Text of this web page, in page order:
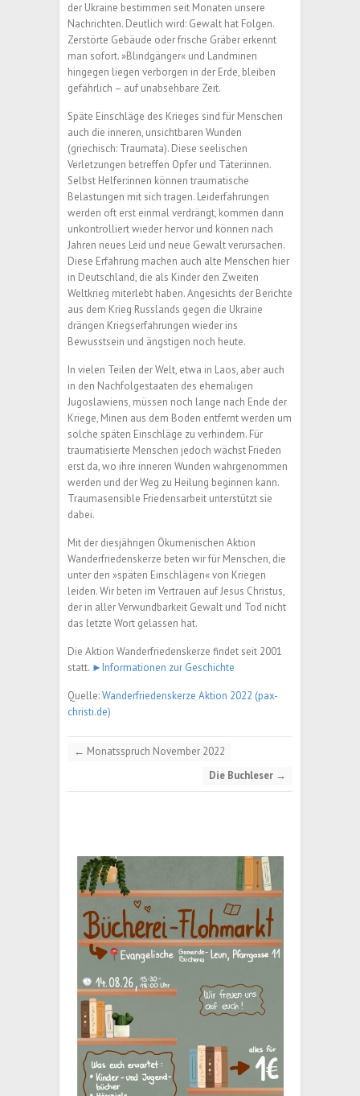
der Ukraine bestimmen seit Monaten unsere
Nachrichten. Deutlich wird: Gewalt hat Folgen.
Zerstörte Gebäude oder frische Gräber erkennt
man sofort. »Blindgänger« und Landminen
hingegen liegen verborgen in der Erde, bleiben
gefährlich – auf unabsehbare Zeit.
Späte Einschläge des Krieges sind für Menschen
auch die inneren, unsichtbaren Wunden
(griechisch: Traumata). Diese seelischen
Verletzungen betreffen Opfer und Täter:innen.
Selbst Helfer:innen können traumatische
Belastungen mit sich tragen. Leiderfahrungen
werden oft erst einmal verdrängt, kommen dann
unkontrolliert wieder hervor und können nach
Jahren neues Leid und neue Gewalt verursachen.
Diese Erfahrung machen auch alte Menschen hier
in Deutschland, die als Kinder den Zweiten
Weltkrieg miterlebt haben. Angesichts der Berichte
aus dem Krieg Russlands gegen die Ukraine
drängen Kriegserfahrungen wieder ins
Bewusstsein und ängstigen noch heute.
In vielen Teilen der Welt, etwa in Laos, aber auch
in den Nachfolgestaaten des ehemaligen
Jugoslawiens, müssen noch lange nach Ende der
Kriege, Minen aus dem Boden entfernt werden um
solche späten Einschläge zu verhindern. Für
traumatisierte Menschen jedoch wächst Frieden
erst da, wo ihre inneren Wunden wahrgenommen
werden und der Weg zu Heilung beginnen kann.
Traumasensible Friedensarbeit unterstützt sie
dabei.
Mit der diesjährigen Ökumenischen Aktion
Wanderfriedenskerze beten wir für Menschen, die
unter den »späten Einschlägen« von Kriegen
leiden. Wir beten im Vertrauen auf Jesus Christus,
der in aller Verwundbarkeit Gewalt und Tod nicht
das letzte Wort gelassen hat.
Die Aktion Wanderfriedenskerze findet seit 2001
statt. ►Informationen zur Geschichte
Quelle:Wanderfriedenskerze Aktion 2022 (pax-
christi.de)
← Monatsspruch November 2022
Die Buchleser →